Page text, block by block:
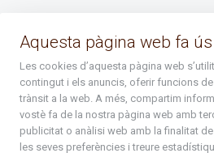
atenciociutadana@ordino.ad
+376 878 100
De Dl. a Dv. : de 8 a 16h (els
fins al divendres de la setmana
Aquesta pàgina web fa
Les cookies d’aquesta pàgina web
contingut i els anuncis, oferir funcions
trànsit a la web. A més, compartim
vostè fa de la nostra pàgina web amb
publicitat o anàlisi web amb la finalitat
les seves preferències i treure